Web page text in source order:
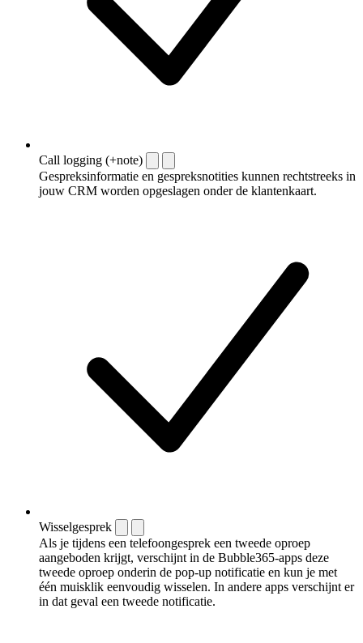
Call logging (+note)
Gespreksinformatie en gespreksnotities kunnen rechtstreeks in
jouw CRM worden opgeslagen onder de klantenkaart.
Wisselgesprek
Als je tijdens een telefoongesprek een tweede oproep
aangeboden krijgt, verschijnt in de Bubble365-apps deze
tweede oproep onderin de pop-up notificatie en kun je met
één muisklik eenvoudig wisselen. In andere apps verschijnt er
in dat geval een tweede notificatie.